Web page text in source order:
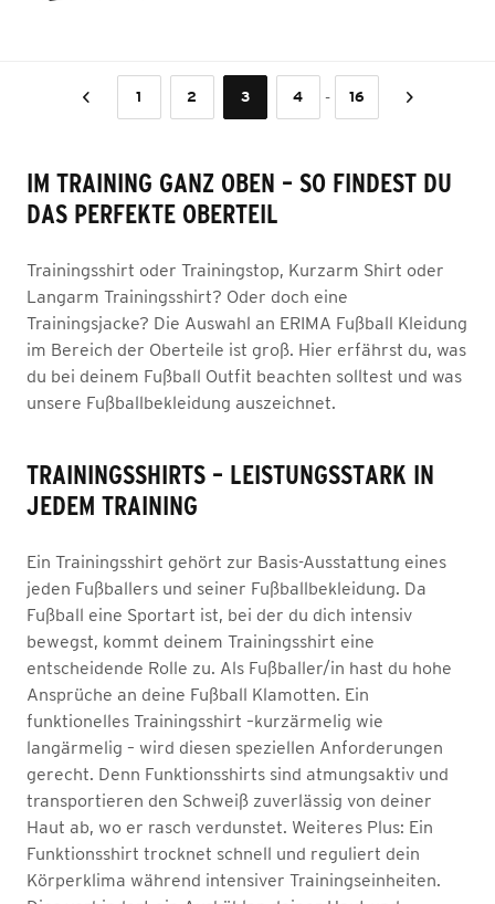
1 2 3 4 - 16
IM TRAINING GANZ OBEN – SO FINDEST DU
DAS PERFEKTE OBERTEIL
Trainingsshirt oder Trainingstop, Kurzarm Shirt oder
Langarm Trainingsshirt? Oder doch eine
Trainingsjacke? Die Auswahl an ERIMA Fußball Kleidung
im Bereich der Oberteile ist groß. Hier erfährst du, was
du bei deinem Fußball Outfit beachten solltest und was
unsere Fußballbekleidung auszeichnet.
TRAININGSSHIRTS – LEISTUNGSSTARK IN
JEDEM TRAINING
Ein Trainingsshirt gehört zur Basis-Ausstattung eines
jeden Fußballers und seiner Fußballbekleidung. Da
Fußball eine Sportart ist, bei der du dich intensiv
bewegst, kommt deinem Trainingsshirt eine
entscheidende Rolle zu. Als Fußballer/in hast du hohe
Ansprüche an deine Fußball Klamotten. Ein
funktionelles Trainingsshirt –kurzärmelig wie
langärmelig – wird diesen speziellen Anforderungen
gerecht. Denn Funktionsshirts sind atmungsaktiv und
transportieren den Schweiß zuverlässig von deiner
Haut ab, wo er rasch verdunstet. Weiteres Plus: Ein
Funktionsshirt trocknet schnell und reguliert dein
Körperklima während intensiver Trainingseinheiten.